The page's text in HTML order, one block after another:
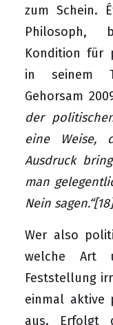
zum Schein.
Philosoph,
Kondition für
in seinem
Gehorsam
der
eine Weise,
Ausdruck
man
Nein sagen.“[18]
Wer also
welche Art
Feststellung
einmal aktive
aus. Erfolgt